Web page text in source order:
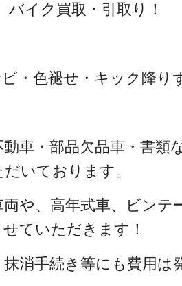
イク買取・引取り！
ビ・色褪せ・キック降
車・部品欠品車・書類
いております。
両や、高年式車、ビンテ
ていただきます！
消手続き等にも費用は